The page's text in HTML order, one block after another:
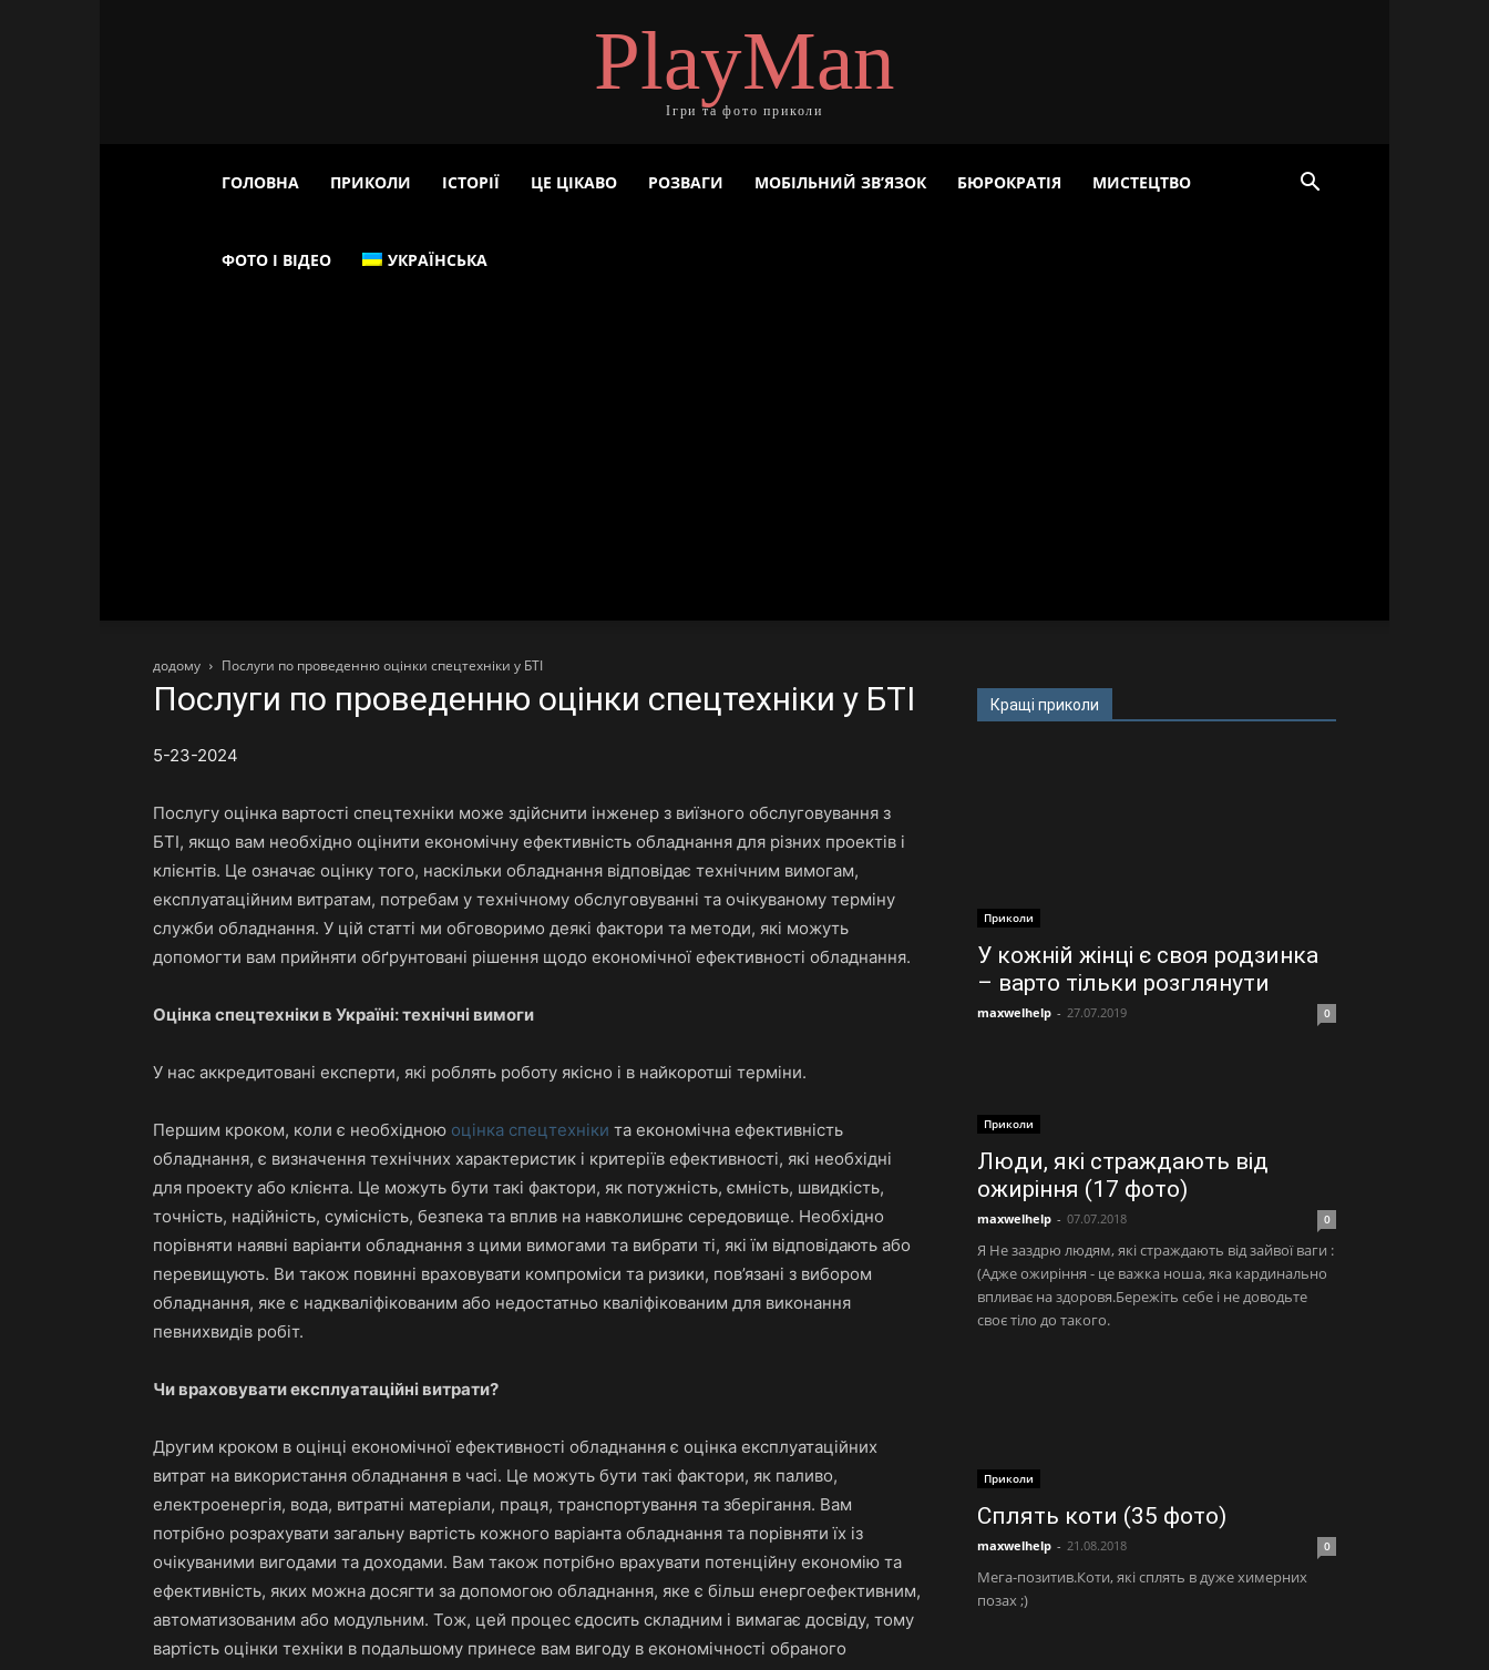
PlayMan
Ігри та фото приколи
ГОЛОВНА ПРИКОЛИ ІСТОРІЇ ЦЕ ЦІКАВО РОЗВАГИ МОБІЛЬНИЙ ЗВ’ЯЗОК БЮРОКРАТІЯ МИСТЕЦТВО
ФОТО І ВІДЕО УКРАЇНСЬКА
додому Послуги по проведенню оцінки спецтехніки у БТІ
Послуги по проведенню оцінки спецтехніки у БТІ
5-23-2024
Послугу оцінка вартості спецтехніки може здійснити інженер з виїзного обслуговування з
БТІ, якщо вам необхідно оцінити економічну ефективність обладнання для різних проектів і
клієнтів. Це означає оцінку того, наскільки обладнання відповідає технічним вимогам,
експлуатаційним витратам, потребам у технічному обслуговуванні та очікуваному терміну
служби обладнання. У цій статті ми обговоримо деякі фактори та методи, які можуть
допомогти вам прийняти обґрунтовані рішення щодо економічної ефективності обладнання.
Оцінка спецтехніки в Україні: технічні вимоги
У нас аккредитовані експерти, які роблять роботу якісно і в найкоротші терміни.
Першим кроком, коли є необхідною оцінка спецтехніки та економічна ефективність
обладнання, є визначення технічних характеристик і критеріїв ефективності, які необхідні
для проекту або клієнта. Це можуть бути такі фактори, як потужність, ємність, швидкість,
точність, надійність, сумісність, безпека та вплив на навколишнє середовище. Необхідно
порівняти наявні варіанти обладнання з цими вимогами та вибрати ті, які їм відповідають або
перевищують. Ви також повинні враховувати компроміси та ризики, пов’язані з вибором
обладнання, яке є надкваліфікованим або недостатньо кваліфікованим для виконання
певнихвидів робіт.
Чи враховувати експлуатаційні витрати?
Другим кроком в оцінці економічної ефективності обладнання є оцінка експлуатаційних
витрат на використання обладнання в часі. Це можуть бути такі фактори, як паливо,
електроенергія, вода, витратні матеріали, праця, транспортування та зберігання. Вам
потрібно розрахувати загальну вартість кожного варіанта обладнання та порівняти їх із
очікуваними вигодами та доходами. Вам також потрібно врахувати потенційну економію та
ефективність, яких можна досягти за допомогою обладнання, яке є більш енергоефективним,
автоматизованим або модульним. Тож, цей процес єдосить складним і вимагає досвіду, тому
вартість оцінки техніки в подальшому принесе вам вигоду в економічності обраного
Кращі приколи
Приколи
У кожній жінці є своя родзинка
– варто тільки розглянути
maxwelhelp - 27.07.2019 0
Приколи
Люди, які страждають від
ожиріння (17 фото)
maxwelhelp - 07.07.2018 0
Я Не заздрю людям, які страждають від зайвої ваги :
(Адже ожиріння - це важка ноша, яка кардинально
впливає на здоровя.Бережіть себе і не доводьте
своє тіло до такого.
Приколи
Сплять коти (35 фото)
maxwelhelp - 21.08.2018 0
Мега-позитив.Коти, які сплять в дуже химерних
позах ;)